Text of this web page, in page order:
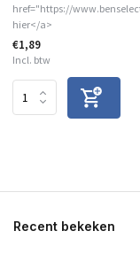
href="https://
hier</a>
€1,89
Incl. btw
Recent bekeken